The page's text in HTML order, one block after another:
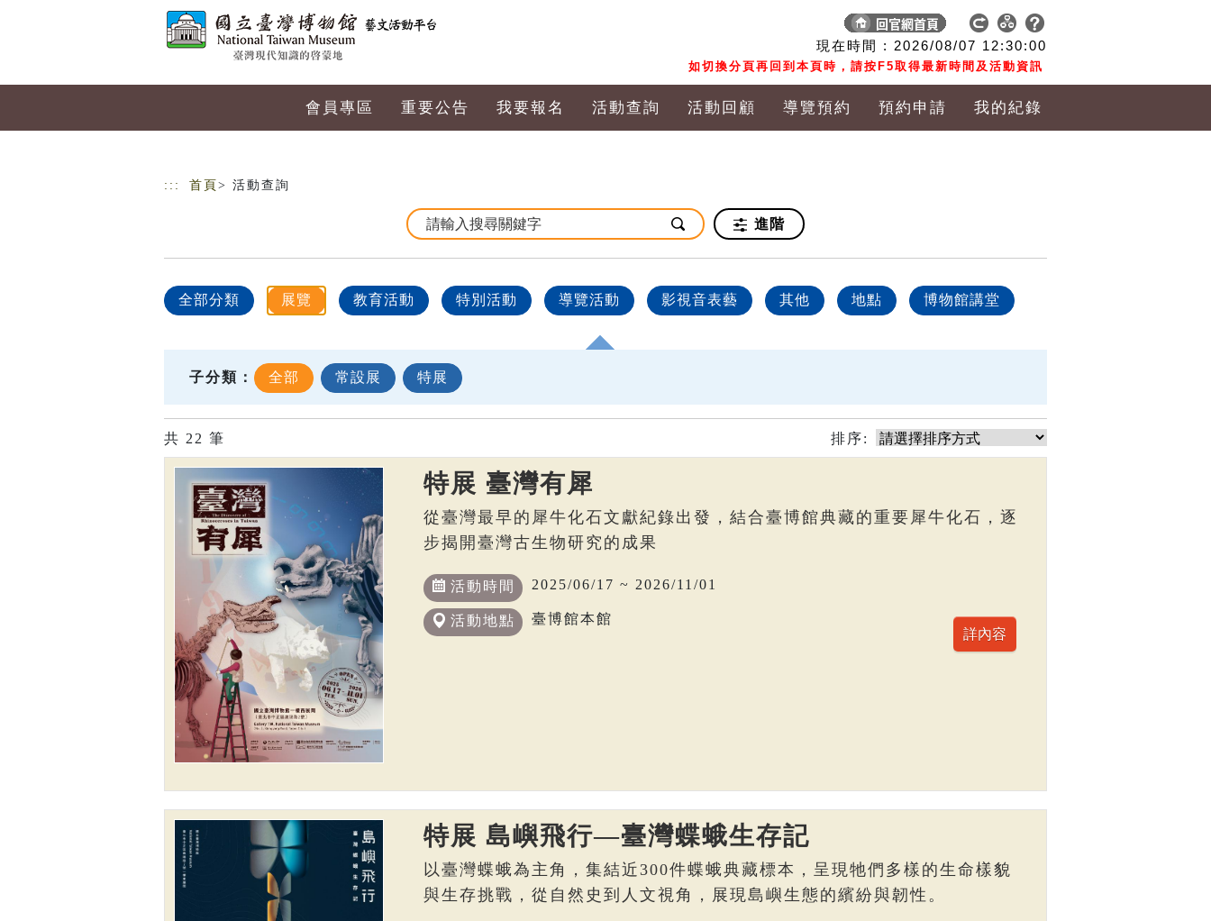
現在時間 : 2026/08/07 12:30:01
如切換分頁再回到本頁時，請按F5取得最新時間及活動資訊
會員專區 重要公告 我要報名 活動查詢 活動回顧 導覽預約 預約申請 我的紀錄
::: 首頁 > 活動查詢
進階
全部分類 展覽 教育活動 特別活動 導覽活動 影視音表藝 其他 地點 博物館講堂
子分類： 全部 常設展 特展
共 22 筆 排序:
特展 臺灣有犀
從臺灣最早的犀牛化石文獻紀錄出發，結合臺博館典藏的重要犀牛化石，逐
步揭開臺灣古生物研究的成果
活動時間 2025/06/17 ~ 2026/11/01
活動地點 臺博館本館
特展 島嶼飛行—臺灣蝶蛾生存記
以臺灣蝶蛾為主角，集結近300件蝶蛾典藏標本，呈現牠們多樣的生命樣貌
與生存挑戰，從自然史到人文視角，展現島嶼生態的繽紛與韌性。